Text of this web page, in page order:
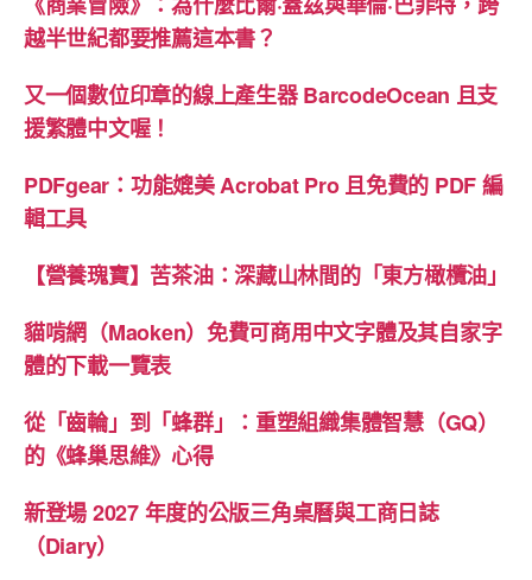
越半世紀都要推薦這本書？
又一個數位印章的線上產生器 BarcodeOcean 且支
援繁體中文喔！
PDFgear：功能媲美 Acrobat Pro 且免費的 PDF 編
輯工具
【營養瑰寶】苦茶油：深藏山林間的「東方橄欖油」
貓啃網（Maoken）免費可商用中文字體及其自家字
體的下載一覽表
從「齒輪」到「蜂群」：重塑組織集體智慧（GQ）
的《蜂巢思維》心得
新登場 2027 年度的公版三角桌曆與工商日誌
（Diary）